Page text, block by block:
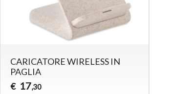
CARICATORE WIRELESS IN
PAGLIA
€ 17,30